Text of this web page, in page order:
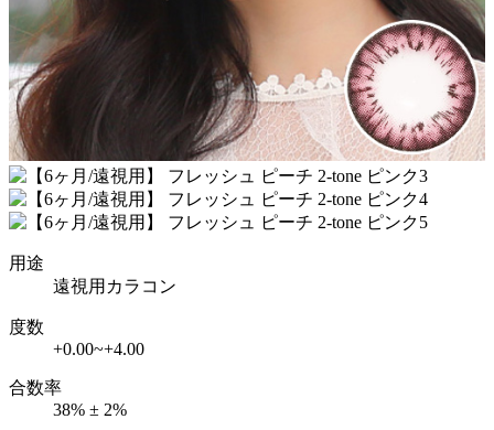
用途
遠視用カラコン
度数
+0.00~+4.00
合数率
38% ± 2%